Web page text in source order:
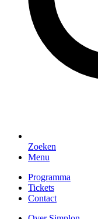
Zoeken
Menu
Programma
Tickets
Contact